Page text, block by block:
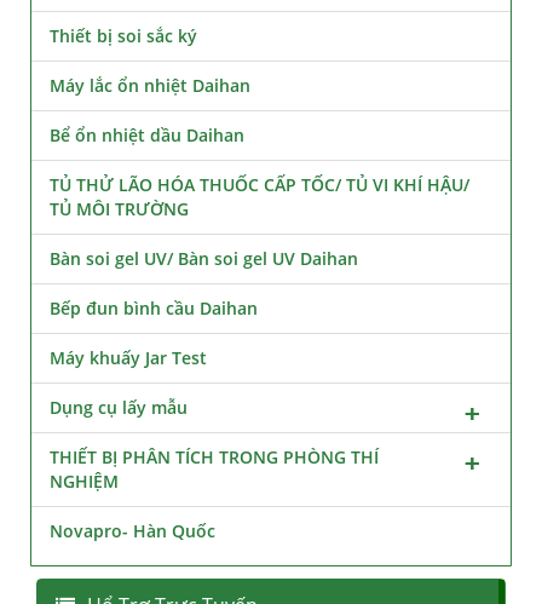
Thiết bị soi sắc ký
Máy lắc ổn nhiệt Daihan
Bể ổn nhiệt dầu Daihan
TỦ THỬ LÃO HÓA THUỐC CẤP TỐC/ TỦ VI KHÍ HẬU/
TỦ MÔI TRƯỜNG
Bàn soi gel UV/ Bàn soi gel UV Daihan
Bếp đun bình cầu Daihan
Máy khuấy Jar Test
Dụng cụ lấy mẫu
THIẾT BỊ PHÂN TÍCH TRONG PHÒNG THÍ
NGHIỆM
Novapro- Hàn Quốc